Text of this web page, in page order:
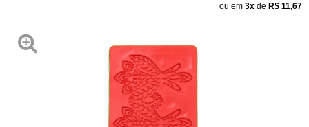
ou em 3x de R$ 11,67